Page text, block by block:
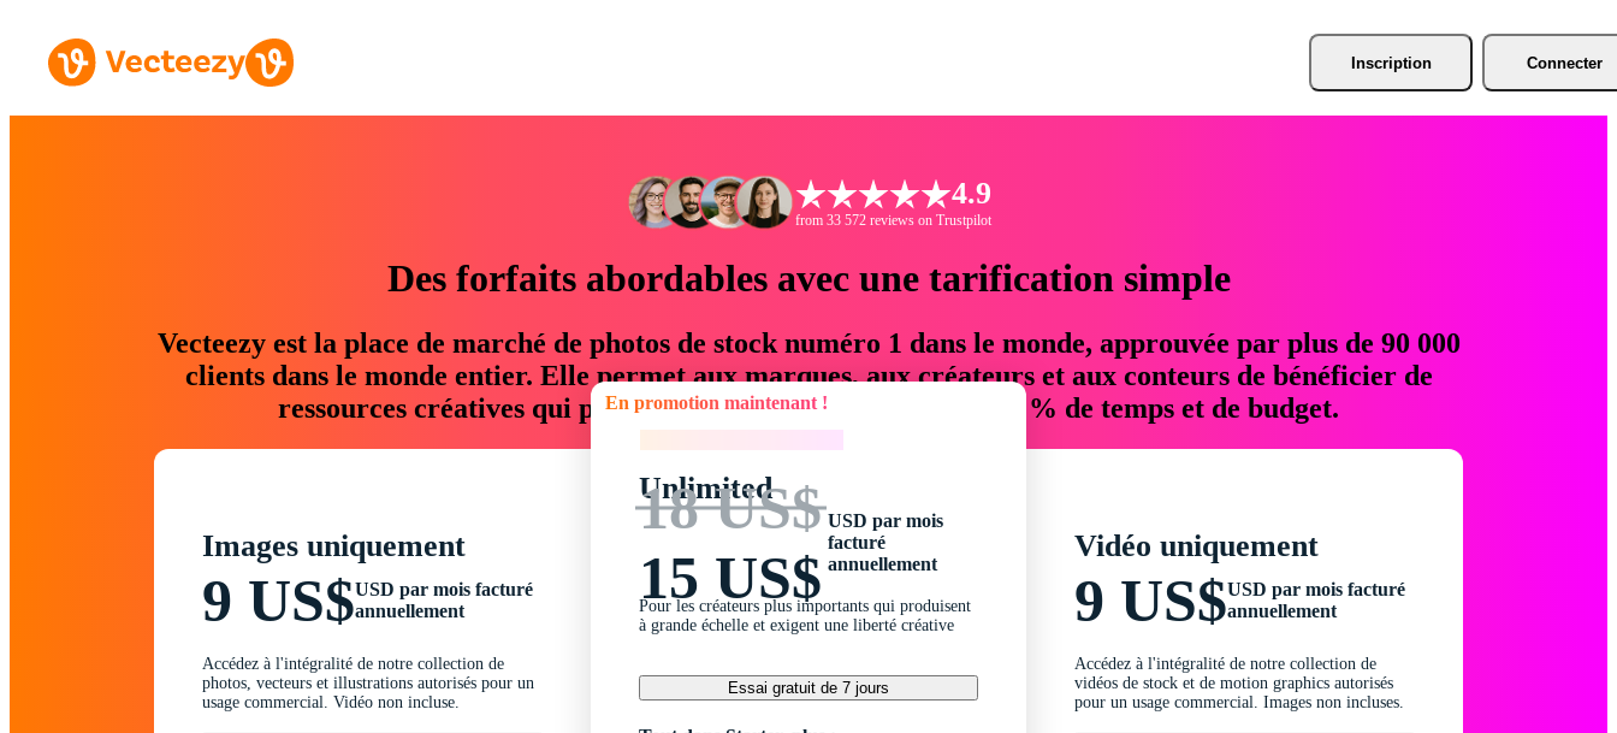
Inscription Connecter
4.9
from 33 572 reviews on Trustpilot
Des forfaits abordables avec une tarification simple
Vecteezy est la place de marché de photos de stock numéro 1 dans le monde, approuvée par plus de 90 000
clients dans le monde entier. Elle permet aux marques, aux créateurs et aux conteurs de bénéficier de
ressources créatives qui permettent d'économiser jusqu'à 76 % de temps et de budget.
Images uniquement
9 US$USD par mois facturé
annuellement
Accédez à l'intégralité de notre collection de
photos, vecteurs et illustrations autorisés pour un
usage commercial. Vidéo non incluse.
En promotion maintenant !
Unlimited
18 US$
15 US$
USD par mois
facturé
annuellement
Pour les créateurs plus importants qui produisent
à grande échelle et exigent une liberté créative
Essai gratuit de 7 jours
Vidéo uniquement
9 US$USD par mois facturé
annuellement
Accédez à l'intégralité de notre collection de
vidéos de stock et de motion graphics autorisés
pour un usage commercial. Images non incluses.